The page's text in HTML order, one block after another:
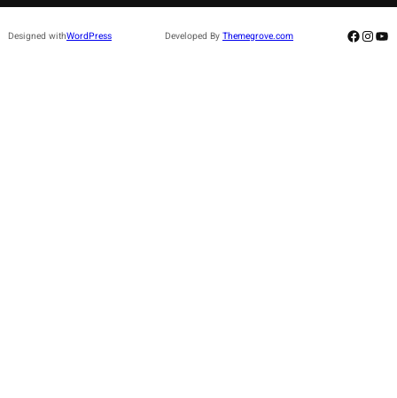
Designed withWordPress Developed By Themegrove.com